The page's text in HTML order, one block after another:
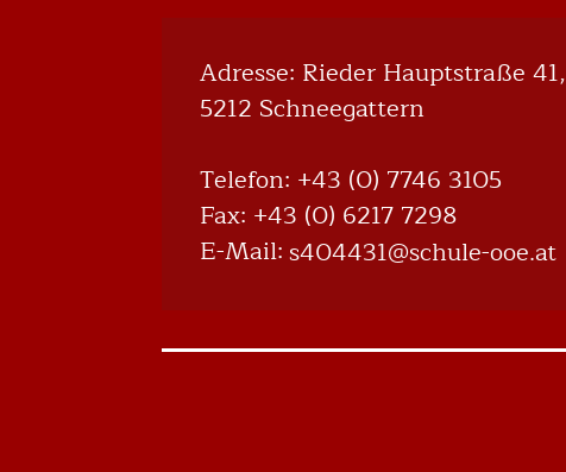
Adresse: Rieder Hauptstraße 41,
5212 Schneegattern
Telefon: +43 (0) 7746 3105
Fax: +43 (0) 6217 7298
E-Mail:
ta.eoo-eluhcs
@134404s